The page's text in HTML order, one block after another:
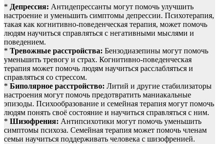
* Депрессия: Антидепрессанты могут помочь улучшить
настроение и уменьшить симптомы депрессии. Психотерапия,
такая как когнитивно-поведенческая терапия, может помочь
людям научиться справляться с негативными мыслями и
поведением.
* Тревожные расстройства: Бензодиазепины могут помочь
уменьшить тревогу и страх. Когнитивно-поведенческая
терапия может помочь людям научиться расслабляться и
справляться со стрессом.
* Биполярное расстройство: Литий и другие стабилизаторы
настроения могут помочь предотвратить маниакальные
эпизоды. Психообразование и семейная терапия могут помочь
людям понять своё состояние и научиться справляться с ним.
* Шизофрения: Антипсихотики могут помочь уменьшить
симптомы психоза. Семейная терапия может помочь членам
семьи научиться поддерживать человека с шизофренией.